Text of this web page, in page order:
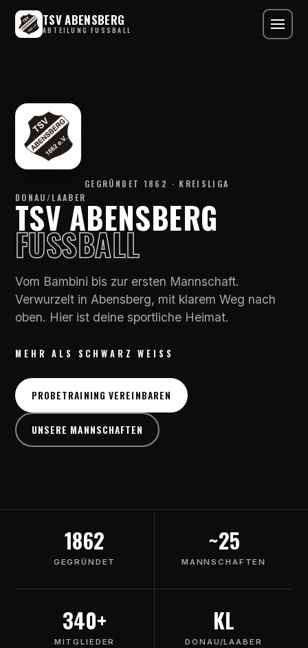
TSV ABENSBERG
ABTEILUNG FUSSBALL
GEGRÜNDET 1862 · KREISLIGA
DONAU/LAABER
TSV ABENSBERG
FUSSBALL
Vom Bambini bis zur ersten Mannschaft.
Verwurzelt in Abensberg, mit klarem Weg nach
oben. Hier ist deine sportliche Heimat.
MEHR ALS SCHWARZ WEISS
PROBETRAINING VEREINBAREN
UNSERE MANNSCHAFTEN
1862
GEGRÜNDET
~25
MANNSCHAFTEN
340+
MITGLIEDER
KL
DONAU/LAABER